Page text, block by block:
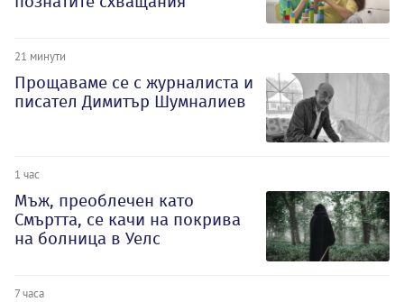
21 минути
Прощаваме се с журналиста и
писател Димитър Шумналиев
1 час
Мъж, преоблечен като
Смъртта, се качи на покрива
на болница в Уелс
7 часа